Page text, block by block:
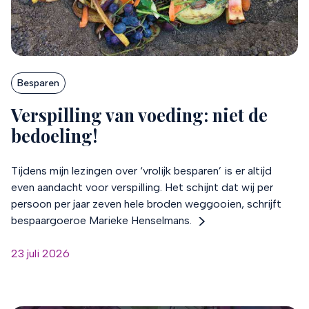
Besparen
Verspilling van voeding: niet de
bedoeling!
Tijdens mijn lezingen over ‘vrolijk besparen’ is er altijd
even aandacht voor verspilling. Het schijnt dat wij per
persoon per jaar zeven hele broden weggooien, schrijft
bespaargoeroe Marieke Henselmans.
23 juli 2026